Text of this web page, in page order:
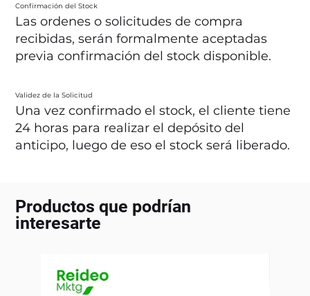
Confirmación del Stock
Las ordenes o solicitudes de compra
recibidas, serán formalmente aceptadas
previa confirmación del stock disponible.
Validez de la Solicitud
Una vez confirmado el stock, el cliente tiene
24 horas para realizar el depósito del
anticipo, luego de eso el stock será liberado.
Productos que podrían
interesarte